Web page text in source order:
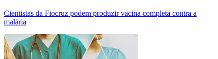
Cientistas da Fiocruz podem produzir vacina completa contra a
malária